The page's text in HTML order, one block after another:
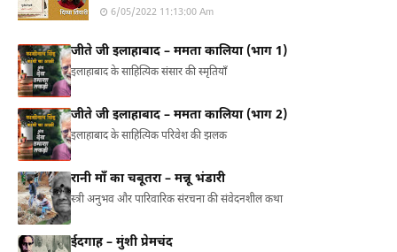
6/05/2022 11:13:00 Am
जीते जी इलाहाबाद – ममता कालिया (भाग 1)
इलाहाबाद के साहित्यिक संसार की स्मृतियाँ
जीते जी इलाहाबाद – ममता कालिया (भाग 2)
इलाहाबाद के साहित्यिक परिवेश की झलक
रानी माँ का चबूतरा – मन्नू भंडारी
स्त्री अनुभव और पारिवारिक संरचना की संवेदनशील कथा
ईदगाह – मुंशी प्रेमचंद